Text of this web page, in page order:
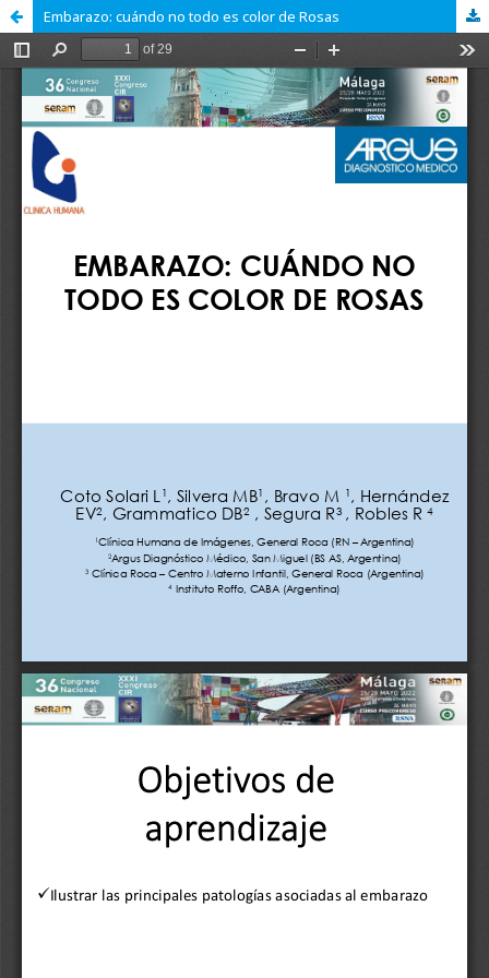
Embarazo: cuándo no todo es color de Rosas